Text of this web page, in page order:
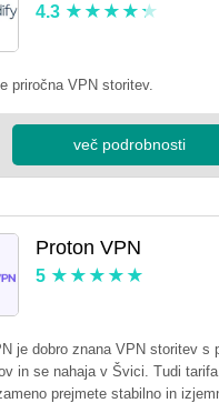
4.3
priročna VPN storitev.
več podrobnosti
Proton VPN
5
je dobro znana VPN storitev s
in se nahaja v Švici. Tudi tarifa
prejmete stabilno in